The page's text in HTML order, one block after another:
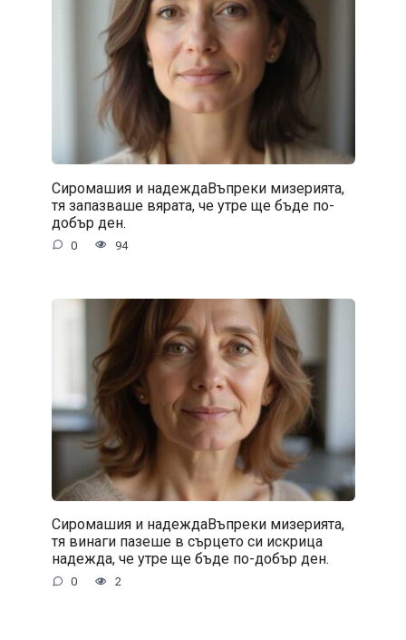
Сиромашия и надеждаВъпреки мизерията,
тя запазваше вярата, че утре ще бъде по-
добър ден.
0 94
Сиромашия и надеждаВъпреки мизерията,
тя винаги пазеше в сърцето си искрица
надежда, че утре ще бъде по-добър ден.
0 2